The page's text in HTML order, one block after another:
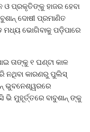
ଓ ପ୍ରକୃତିଙ୍କୁ ହାଜର ହେବା
ଦୋଷୀ ପ୍ରମାଣିତ
ମଧ୍ୟ ଭୋଗିବାକୁ ପଡ଼ିପାରେ
ତାଙ୍କୁ ୧ ଘଣ୍ଟା କାଳ
ନଥିବା କାରଣରୁ ପୁଲିସ୍‌
ଭୁବନେଶ୍ୱରରେ
ମୁହୂର୍ତ୍ତରେ ବାବୁଶାନ୍ ଙ୍କୁ